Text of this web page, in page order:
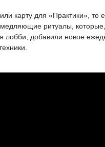
карту для «Практики», то
ритуалы,
лобби, добавили новое